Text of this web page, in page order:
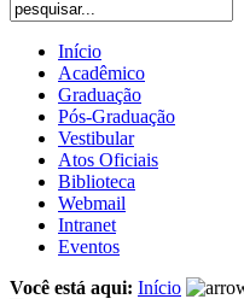
Início
Acadêmico
Graduação
Pós-Graduação
Vestibular
Atos Oficiais
Biblioteca
Webmail
Intranet
Eventos
Você está aqui: Início